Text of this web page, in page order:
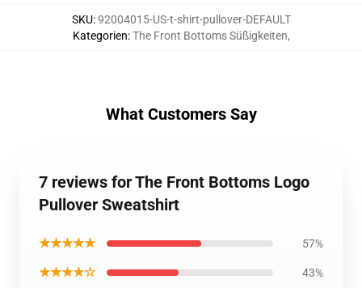
SKU:92004015-US-t-shirt-pullover-DEFAULT
Kategorien:The Front Bottoms Süßigkeiten,
What Customers Say
7 reviews for The Front Bottoms Logo
Pullover Sweatshirt
★★★★★ 57%
★★★★☆ 43%